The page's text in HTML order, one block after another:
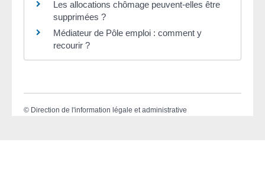
Les allocations chômage peuvent-elles être
supprimées ?
Médiateur de Pôle emploi : comment y
recourir ?
© Direction de l'information légale et administrative